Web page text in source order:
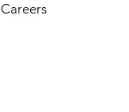
Careers